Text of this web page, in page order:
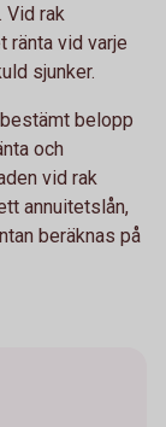
Vid rak
ränta vid varje
sjunker.
belopp
och
vid rak
annuitetslån,
beräknas på